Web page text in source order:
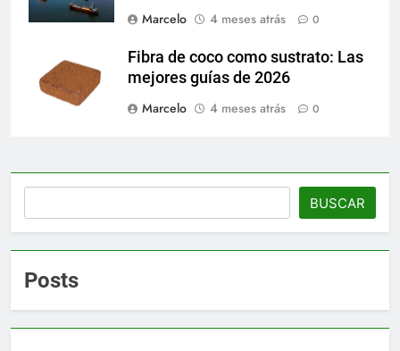
Marcelo
4 meses atrás 0
Fibra de coco como sustrato: Las
mejores guías de 2026
Marcelo
4 meses atrás 0
BUSCAR
Posts